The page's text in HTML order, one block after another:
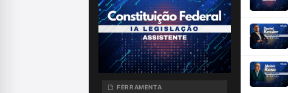
FERRAMENTA